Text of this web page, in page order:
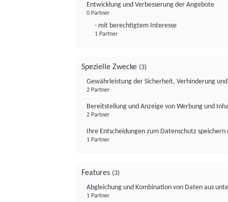
Entwicklung und Verbesserung der Angebote
0 Partner
- mit berechtigtem Interesse
1 Partner
Spezielle Zwecke (3)
Gewährleistung der Sicherheit, Verhinderung
2 Partner
Bereitstellung und Anzeige von Werbung und
2 Partner
Ihre Entscheidungen zum Datenschutz
1 Partner
Features (3)
Abgleichung und Kombination von Daten aus
1 Partner